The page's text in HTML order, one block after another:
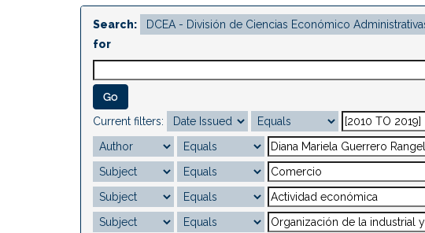
Search:
for
Current filters: